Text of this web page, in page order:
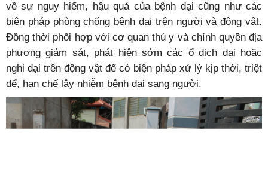
về sự nguy hiểm, hậu quả của bệnh dại cũng như các
biện pháp phòng chống bệnh dại trên người và động vật.
Đồng thời phối hợp với cơ quan thú y và chính quyền địa
phương giám sát, phát hiện sớm các ổ dịch dại hoặc
nghi dại trên động vật để có biện pháp xử lý kịp thời, triệt
để, hạn chế lây nhiễm bệnh dại sang người.